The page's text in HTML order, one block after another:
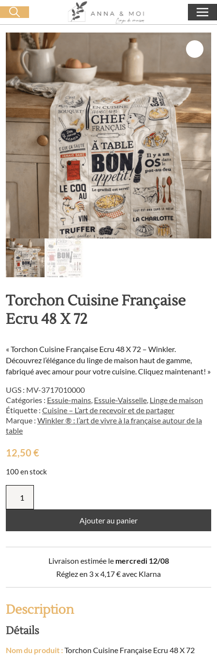
Livraison offerte dès 60€ d'achat 0,00€
Lancer la recherche
Torchon Cuisine Française
Ecru 48 X 72
« Torchon Cuisine Française Ecru 48 X 72 – Winkler.
Découvrez l’élégance du linge de maison haut de gamme,
fabriqué avec amour pour votre cuisine. Cliquez maintenant! »
UGS : MV-3717010000
Catégories : Essuie-mains, Essuie-Vaisselle, Linge de maison
Étiquette : Cuisine – L’art de recevoir et de partager
Marque : Winkler ® : l’art de vivre à la française autour de la
table
12,50 €
100 en stock
Torchon
Française
Ajouter au panier
Livraison estimée le mercredi 12/08
Réglez en 3 x4,17€avec Klarna
Description
Détails
Nom du produit :Torchon Cuisine Française Ecru 48 X 72